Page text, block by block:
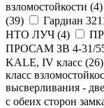
взломостойкости (4)
(39) Гардиан
НТО ЛУЧ (4)
ПРОСАМ ЗВ 4-31/
KALE, IV класс (26)
класс
высверливания -
с обеих сторон